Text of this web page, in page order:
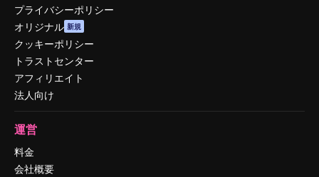
プライバシーポリシー
オリジナル 新規
クッキーポリシー
トラストセンター
アフィリエイト
法人向け
運営
料金
会社概要